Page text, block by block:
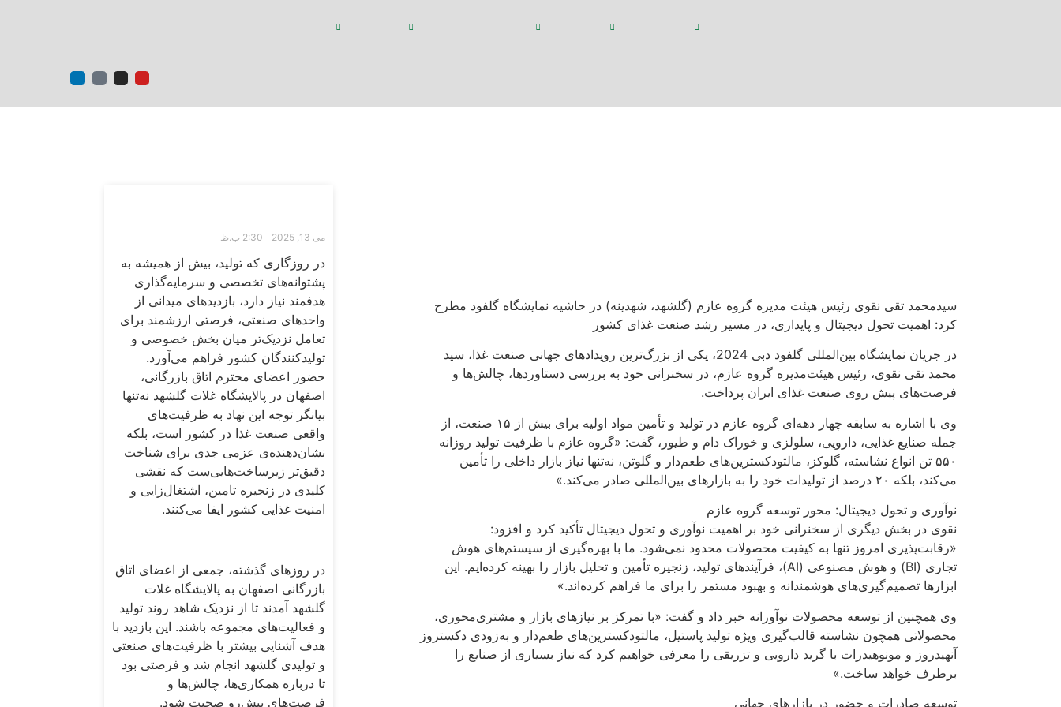
سیدمحمد تقی نقوی رئیس هیئت مدیره گروه عازم (گلشهد، شهدینه) در حاشیه نمایشگاه گلفود مطرح
کرد: اهمیت تحول دیجیتال و پایداری، در مسیر رشد صنعت غذای کشور
در جریان نمایشگاه بین‌المللی گلفود دبی 2024، یکی از بزرگ‌ترین رویدادهای جهانی صنعت غذا، سید
محمد تقی نقوی، رئیس هیئت‌مدیره گروه عازم، در سخنرانی خود به بررسی دستاوردها، چالش‌ها و
فرصت‌های پیش روی صنعت غذای ایران پرداخت.
وی با اشاره به سابقه چهار دهه‌ای گروه عازم در تولید و تأمین مواد اولیه برای بیش از ۱۵ صنعت، از
جمله صنایع غذایی، دارویی، سلولزی و خوراک دام و طیور، گفت: «گروه عازم با ظرفیت تولید روزانه
۵۵۰ تن انواع نشاسته، گلوکز، مالتودکسترین‌های طعم‌دار و گلوتن، نه‌تنها نیاز بازار داخلی را تأمین
می‌کند، بلکه ۲۰ درصد از تولیدات خود را به بازارهای بین‌المللی صادر می‌کند.»
نوآوری و تحول دیجیتال: محور توسعه گروه عازم
نقوی در بخش دیگری از سخنرانی خود بر اهمیت نوآوری و تحول دیجیتال تأکید کرد و افزود:
«رقابت‌پذیری امروز تنها به کیفیت محصولات محدود نمی‌شود. ما با بهره‌گیری از سیستم‌های هوش
تجاری (BI) و هوش مصنوعی (AI)، فرآیندهای تولید، زنجیره تأمین و تحلیل بازار را بهینه کرده‌ایم. این
ابزارها تصمیم‌گیری‌های هوشمندانه و بهبود مستمر را برای ما فراهم کرده‌اند.»
وی همچنین از توسعه محصولات نوآورانه خبر داد و گفت: «با تمرکز بر نیازهای بازار و مشتری‌محوری،
محصولاتی همچون نشاسته قالب‌گیری ویژه تولید پاستیل، مالتودکسترین‌های طعم‌دار و به‌زودی دکستروز
آنهیدروز و مونوهیدرات با گرید دارویی و تزریقی را معرفی خواهیم کرد که نیاز بسیاری از صنایع را
برطرف خواهد ساخت.»
توسعه صادرات و حضور در بازارهای جهانی
می 13, 2025
در روزگاری که تولید، بیش از همیشه به
پشتوانه‌های تخصصی و سرمایه‌گذاری
هدفمند نیاز دارد، بازدیدهای میدانی از
واحدهای صنعتی، فرصتی ارزشمند برای
تعامل نزدیک‌تر میان بخش خصوصی و
تولیدکنندگان کشور فراهم می‌آورد.
حضور اعضای محترم اتاق بازرگانی،
اصفهان در پالایشگاه غلات گلشهد نه‌تنها
بیانگر توجه این نهاد به ظرفیت‌های
واقعی صنعت غذا در کشور است، بلکه
نشان‌دهنده‌ی عزمی جدی برای شناخت
دقیق‌تر زیرساخت‌هایی‌ست که نقشی
کلیدی در زنجیره تامین، اشتغال‌زایی و
امنیت غذایی کشور ایفا می‌کنند.
در روزهای گذشته، جمعی از اعضای اتاق
بازرگانی اصفهان به پالایشگاه غلات
گلشهد آمدند تا از نزدیک شاهد روند تولید
و فعالیت‌های مجموعه باشند. این بازدید با
هدف آشنایی بیشتر با ظرفیت‌های صنعتی
و تولیدی گلشهد انجام شد و فرصتی بود
تا درباره همکاری‌ها، چالش‌ها و
فرصت‌های پیش‌رو صحبت شود.